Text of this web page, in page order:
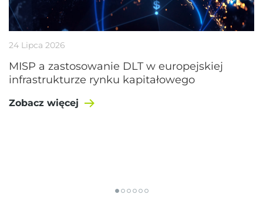
24 Lipca 2026
MISP a zastosowanie DLT w europejskiej
infrastrukturze rynku kapitałowego
Zobacz więcej